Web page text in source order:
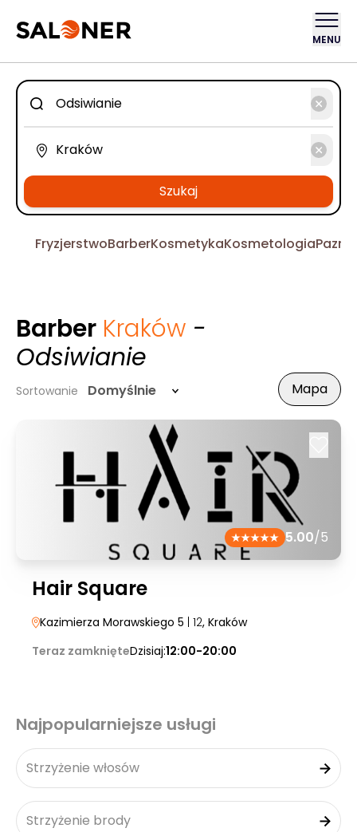
MENU
Szukaj
FryzjerstwoBarberKosmetykaKosmetologia
Barber Kraków -
Odsiwianie
Sortowanie Domyślnie Mapa
5.00/5
Hair Square
Kazimierza Morawskiego 5 | 12, Kraków
Teraz zamknięteDzisiaj:12:00-20:00
Najpopularniejsze usługi
Strzyżenie włosów
Strzyżenie brody